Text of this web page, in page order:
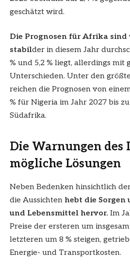
geschätzt wird.
Die Prognosen für Afrika sind
stabilder in diesem Jahr
% und 5,2 % liegt, allerdings mit
Unterschieden. Unter den
reichen die Prognosen von
% für Nigeria im Jahr 2027 bis
Südafrika.
Die Warnungen des
mögliche Lösungen
Neben Bedenken hinsichtlich
die Aussichten hebt die
und Lebensmittel hervor. Im
Preise der ersteren um
letzteren um 8 % steigen,
Energie- und Transportkosten.